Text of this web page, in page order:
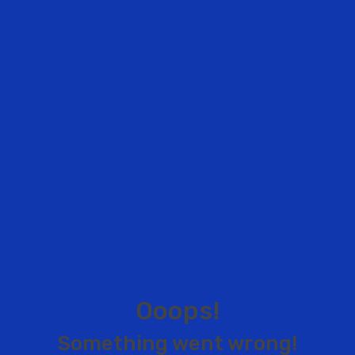
Ooops!
Something went wrong!